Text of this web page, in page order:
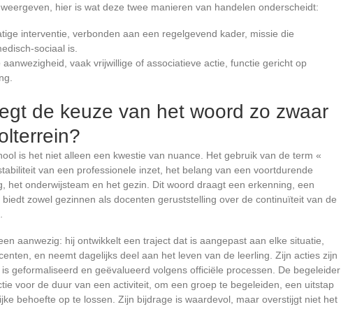
hier is wat deze twee manieren van handelen onderscheidt:
interventie, verbonden aan een regelgevend kader, missie die
sociaal is.
aanwezigheid, vaak vrijwillige of associatieve actie, functie gericht op
de keuze van het woord zo zwaar
is het niet alleen een kwestie van nuance. Het gebruik van de term «
van een professionele inzet, het belang van een voortdurende
het onderwijsteam en het gezin. Dit woord draagt een erkenning, een
zowel gezinnen als docenten geruststelling over de continuïteit van de
aanwezig: hij ontwikkelt een traject dat is aangepast aan elke situatie,
en neemt dagelijks deel aan het leven van de leerling. Zijn acties zijn
geformaliseerd en geëvalueerd volgens officiële processen. De begeleider
voor de duur van een activiteit, om een groep te begeleiden, een uitstap
behoefte op te lossen. Zijn bijdrage is waardevol, maar overstijgt niet het